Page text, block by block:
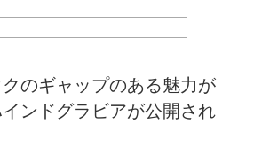
のギャップのある魅力が
ンドグラビアが公開され